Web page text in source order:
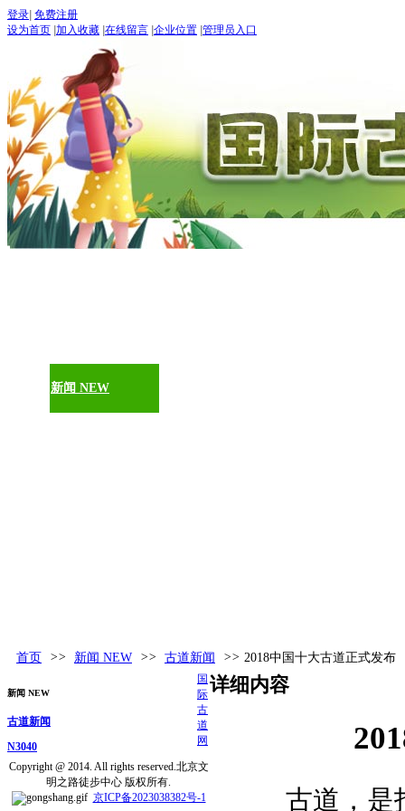
登录 免费注册
设为首页 加入收藏 在线留言 企业位置 管理员入口
新闻 NEW
五月
进
首页 >> 新闻 NEW >> 古道新闻 >> 2018中国十大古道正式发布
详细内容
古道，是指
新闻 NEW
古道新闻
N3040
国
际
古
道
网
Copyright @ 2014. All rights reserved.北京文
明之路徒步中心 版权所有.
京ICP备2023038382号-1